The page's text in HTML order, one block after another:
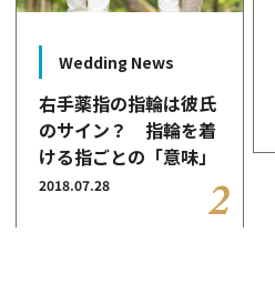
Wedding News
右手薬指の指輪は彼氏
のサイン？ 指輪を着
ける指ごとの「意味」
2018.07.28